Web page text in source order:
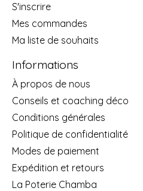
S'inscrire
Mes commandes
Ma liste de souhaits
Informations
À propos de nous
Conseils et coaching déco
Conditions générales
Politique de confidentialité
Modes de paiement
Expédition et retours
La Poterie Chamba